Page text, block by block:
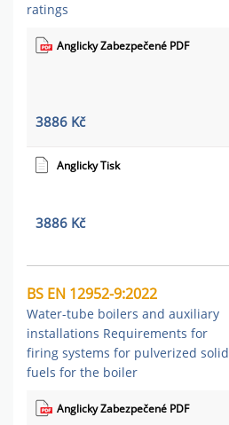
ratings
Anglicky Zabezpečené PDF
3886 Kč
Anglicky Tisk
3886 Kč
BS EN 12952-9:2022
Water-tube boilers and auxiliary
installations Requirements for
firing systems for pulverized solid
fuels for the boiler
Anglicky Zabezpečené PDF